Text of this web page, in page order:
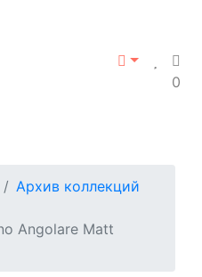
0
Архив коллекций
Angolare Matt